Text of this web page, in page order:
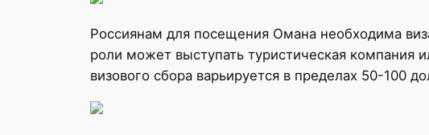
Россиянам для посещения Омана необходима
роли может выступать туристическая компания
визового сбора варьируется в пределах 50-100